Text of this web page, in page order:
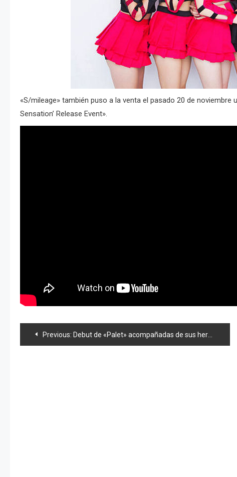
«S/mileage» también puso a la venta el pasado 20 de noviembre
Sensation’ Release Event».
Navegación
Previous: Debut de «Palet» acompañadas de sus hermanas mayores de «PASSPO ☆»